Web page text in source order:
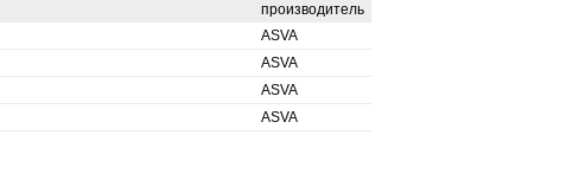
производитель
ASVA
ASVA
ASVA
ASVA